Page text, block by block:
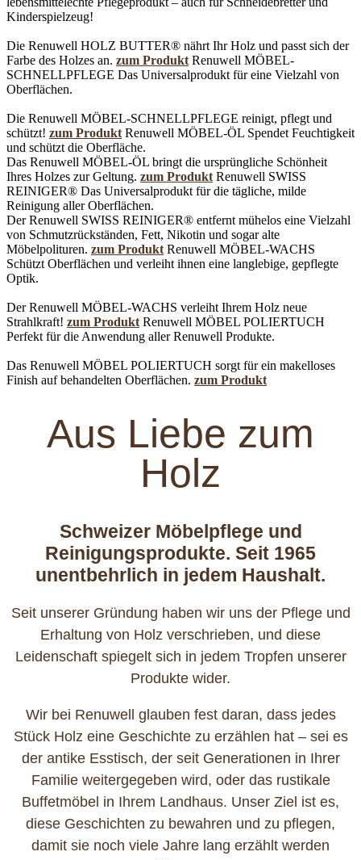
Kinderspielzeug!
Die Renuwell HOLZ BUTTER® nährt Ihr Holz und passt sich der
Farbe des Holzes an. zum Produkt Renuwell MÖBEL-
SCHNELLPFLEGE Das Universalprodukt für eine Vielzahl von
Oberflächen.
Die Renuwell MÖBEL-SCHNELLPFLEGE reinigt, pflegt und
schützt! zum Produkt Renuwell MÖBEL-ÖL Spendet Feuchtigkeit
und schützt die Oberfläche.
Das Renuwell MÖBEL-ÖL bringt die ursprüngliche Schönheit
Ihres Holzes zur Geltung. zum Produkt Renuwell SWISS
REINIGER® Das Universalprodukt für die tägliche, milde
Reinigung aller Oberflächen.
Der Renuwell SWISS REINIGER® entfernt mühelos eine Vielzahl
von Schmutzrückständen, Fett, Nikotin und sogar alte
Möbelpolituren. zum Produkt Renuwell MÖBEL-WACHS
Schützt Oberflächen und verleiht ihnen eine langlebige, gepflegte
Optik.
Der Renuwell MÖBEL-WACHS verleiht Ihrem Holz neue
Strahlkraft! zum Produkt Renuwell MÖBEL POLIERTUCH
Perfekt für die Anwendung aller Renuwell Produkte.
Das Renuwell MÖBEL POLIERTUCH sorgt für ein makelloses
Finish auf behandelten Oberflächen. zum Produkt
Aus Liebe zum
Holz
Schweizer Möbelpflege und
Reinigungsprodukte. Seit 1965
unentbehrlich in jedem Haushalt.
Seit unserer Gründung haben wir uns der Pflege und
Erhaltung von Holz verschrieben, und diese
Leidenschaft spiegelt sich in jedem Tropfen unserer
Produkte wider.
Wir bei Renuwell glauben fest daran, dass jedes
Stück Holz eine Geschichte zu erzählen hat – sei es
der antike Esstisch, der seit Generationen in Ihrer
Familie weitergegeben wird, oder das rustikale
Buffetmöbel in Ihrem Landhaus. Unser Ziel ist es,
diese Geschichten zu bewahren und zu pflegen,
damit sie noch viele Jahre lang erzählt werden